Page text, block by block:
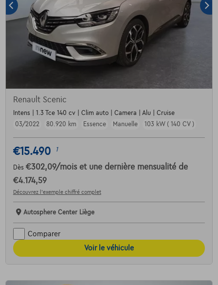
Renault Scenic
Intens | 1.3 Tce 140 cv | Clim auto | Camera | Alu | Cruise
03/2022
80.920 km Essence Manuelle 103 kW ( 140 CV )
€15.490 1
Dès €302,09/mois et une dernière mensualité de
€4.174,59
Découvrez l’exemple chiffré complet
Autosphere Center Liège
Comparer
Voir le véhicule